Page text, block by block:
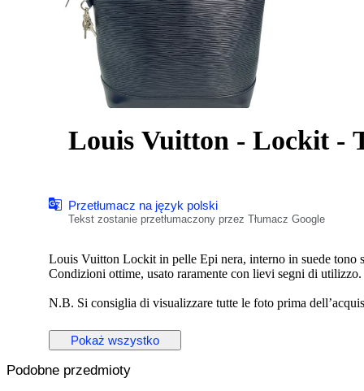
Louis Vuitton - Lockit -
Przetłumacz na język polski
Tekst zostanie przetłumaczony przez Tłumacz Google
Louis Vuitton Lockit in pelle Epi nera, interno in suede tono
Condizioni ottime, usato raramente con lievi segni di utilizzo.
N.B. Si consiglia di visualizzare tutte le foto prima
Altezza 29 cm
Lunghezza 30 cm
Pokaż wszystko
Podobne przedmioty